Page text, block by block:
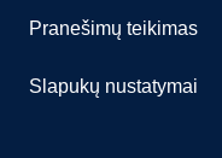
Pranešimų teikimas
Slapukų nustatymai